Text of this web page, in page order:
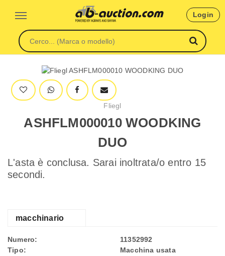
Login
Fliegl
ASHFLM000010 WOODKING
DUO
L'asta è conclusa. Sarai inoltrata/o entro 15
secondi.
macchinario
Numero:
11352992
Tipo:
Macchina usata